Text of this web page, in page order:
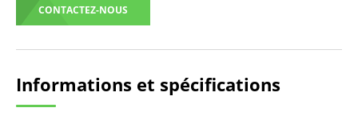
CONTACTEZ-NOUS
Informations et spécifications